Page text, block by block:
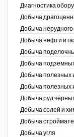
Диагностика
Добыча
Добыча нерудного
Добыча нефти и
Добыча
Добыча
Добыча полезных
Добыча полезных
Добыча руд
Добыча солей и
Добыча
Добыча угля